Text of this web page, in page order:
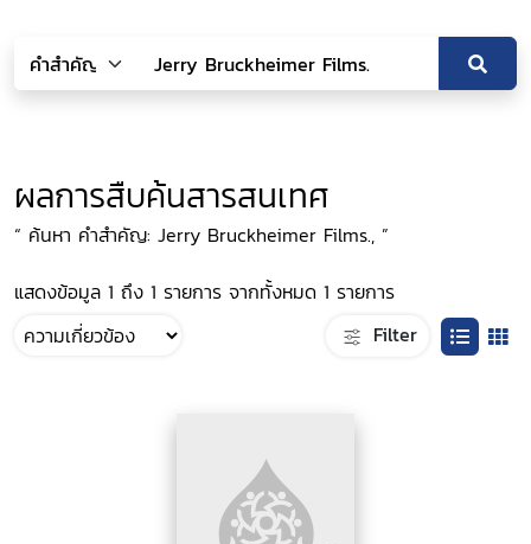
ผลการสืบค้นสารสนเทศ
“ ค้นหา คำสำคัญ: Jerry Bruckheimer Films., ”
แสดงข้อมูล 1 ถึง 1 รายการ จากทั้งหมด 1 รายการ
Filter